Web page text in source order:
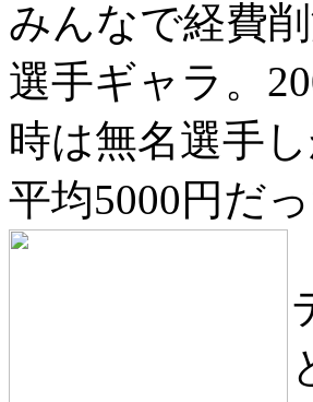
みんなで経費
選手ギャラ。
時は無名選手
平均5000円だ